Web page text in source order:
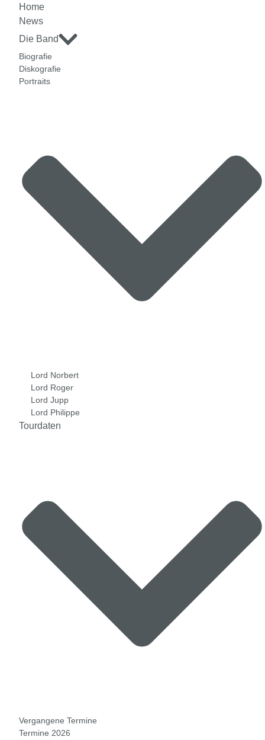
Home
News
Die Band
Biografie
Diskografie
Portraits
Lord Norbert
Lord Roger
Lord Jupp
Lord Philippe
Tourdaten
Vergangene Termine
Termine 2026